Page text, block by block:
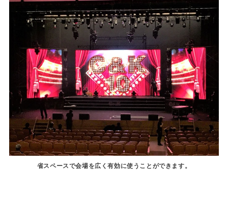
省スペースで会場を広く有効に使うことができます。